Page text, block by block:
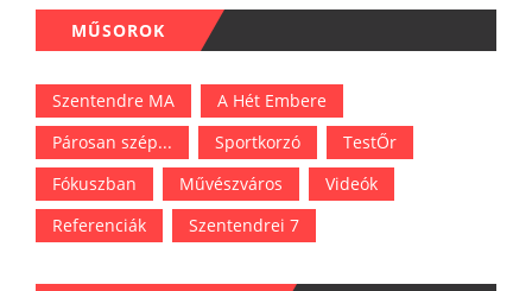
MŰSOROK
Szentendre MA
A Hét Embere
Párosan szép...
Sportkorzó
TestŐr
Fókuszban
Művészváros
Videók
Referenciák
Szentendrei 7